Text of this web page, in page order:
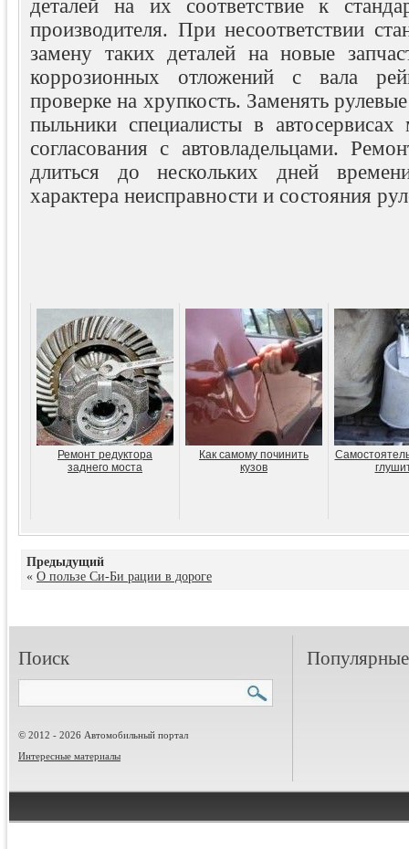
деталей на их соответствие к
производителя. При несоответствии
замену таких деталей на новые
коррозионных отложений с вала
проверке на хрупкость. Заменять
пыльники специалисты в автосервисах
согласования с автовладельцами.
длиться до нескольких дней
характера неисправности и состояния
Ремонт редуктора
заднего моста
Как самому починить
кузов
Предыдущий
« О пользе Си-Би рации в дороге
Поиск
© 2012 - 2026 Автомобильный портал
Интересные материалы
Популярные